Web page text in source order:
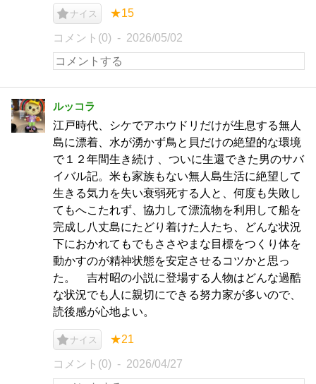
ナイス ★15
コメント(0) 2026/05/02
ルッコラ
江戸時代、シケでアホウドリだけが生息する無人
島に漂着、水が湧かず鳥と貝だけの絶望的な環境
で１２年間生き続け 、ついに生還できた男のサバ
イバル記。米も家族もない無人島生活に絶望して
生きる気力を失い衰弱死する人と、何度も失敗し
てもへこたれず、協力して漂流物を利用して船を
完成し八丈島にたどり着けた人たち、どんな状況
下におかれてもでもささやまな目標をつくり体を
動かすのが精神状態を安定させるコツかと思っ
た。 吉村昭の小説に登場する人物はどんな過酷
な状況でも人に親切にできる努力家が多いので、
読後感が心地よい。
ナイス ★21
コメント(0) 2026/04/27